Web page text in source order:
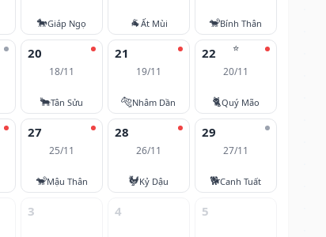
🐎Giáp Ngọ 🐐Ất Mùi 🐒Bính Thân
20
18/11
🐂Tân Sửu
21
19/11
🐅Nhâm Dần
⭐
22
20/11
🐈Quý Mão
27
25/11
🐒Mậu Thân
28
26/11
🐓Kỷ Dậu
29
27/11
🐕Canh Tuất
3 4 5